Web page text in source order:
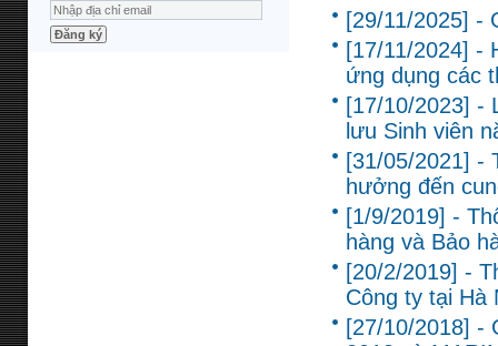
[29/11/2025] -
[17/11/2024] -
ứng dụng các
[17/10/2023] -
lưu Sinh viên
[31/05/2021] -
hưởng đến
[1/9/2019] -
hàng và Bảo
[20/2/2019] -
Công ty tại Hà
[27/10/2018] -